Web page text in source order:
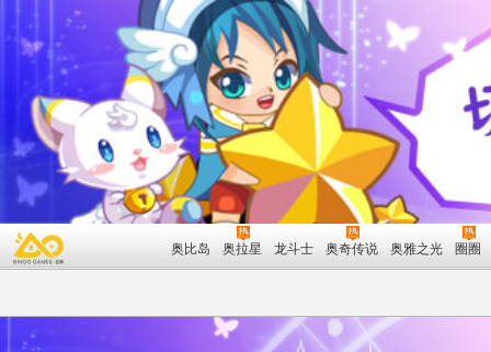
奥比岛 奥拉星 龙斗士 奥奇传说 奥雅之光 圈圈